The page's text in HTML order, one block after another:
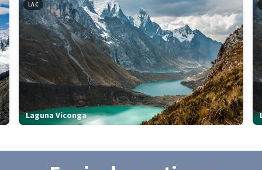
LAC
Laguna Viconga